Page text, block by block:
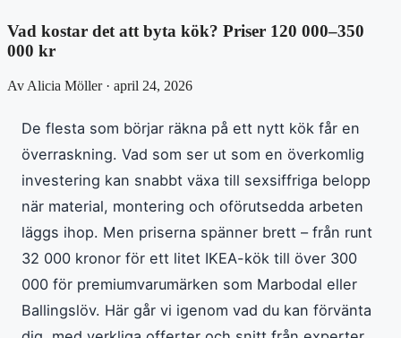
Vad kostar det att byta kök? Priser 120 000–350
000 kr
Av Alicia Möller · april 24, 2026
De flesta som börjar räkna på ett nytt kök får en
överraskning. Vad som ser ut som en överkomlig
investering kan snabbt växa till sexsiffriga belopp
när material, montering och oförutsedda arbeten
läggs ihop. Men priserna spänner brett – från runt
32 000 kronor för ett litet IKEA-kök till över 300
000 för premiumvarumärken som Marbodal eller
Ballingslöv. Här går vi igenom vad du kan förvänta